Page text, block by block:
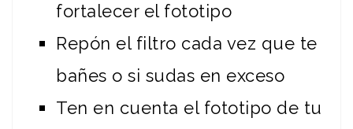
fortalecer el fototipo
Repón el filtro cada vez que te
bañes o si sudas en exceso
Ten en cuenta el fototipo de tu